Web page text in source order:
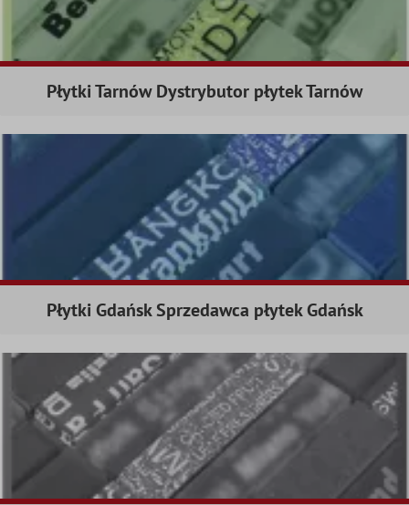
Płytki Tarnów Dystrybutor płytek Tarnów
Płytki Gdańsk Sprzedawca płytek Gdańsk